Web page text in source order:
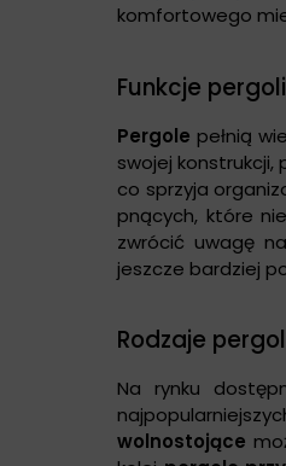
komfortowego
Funkcje pergoli
Pergole pełnią
swojej konstrukcji,
co sprzyja
pnących, które
zwrócić uwagę
jeszcze bardziej
Rodzaje
Na rynku
wolnostojące